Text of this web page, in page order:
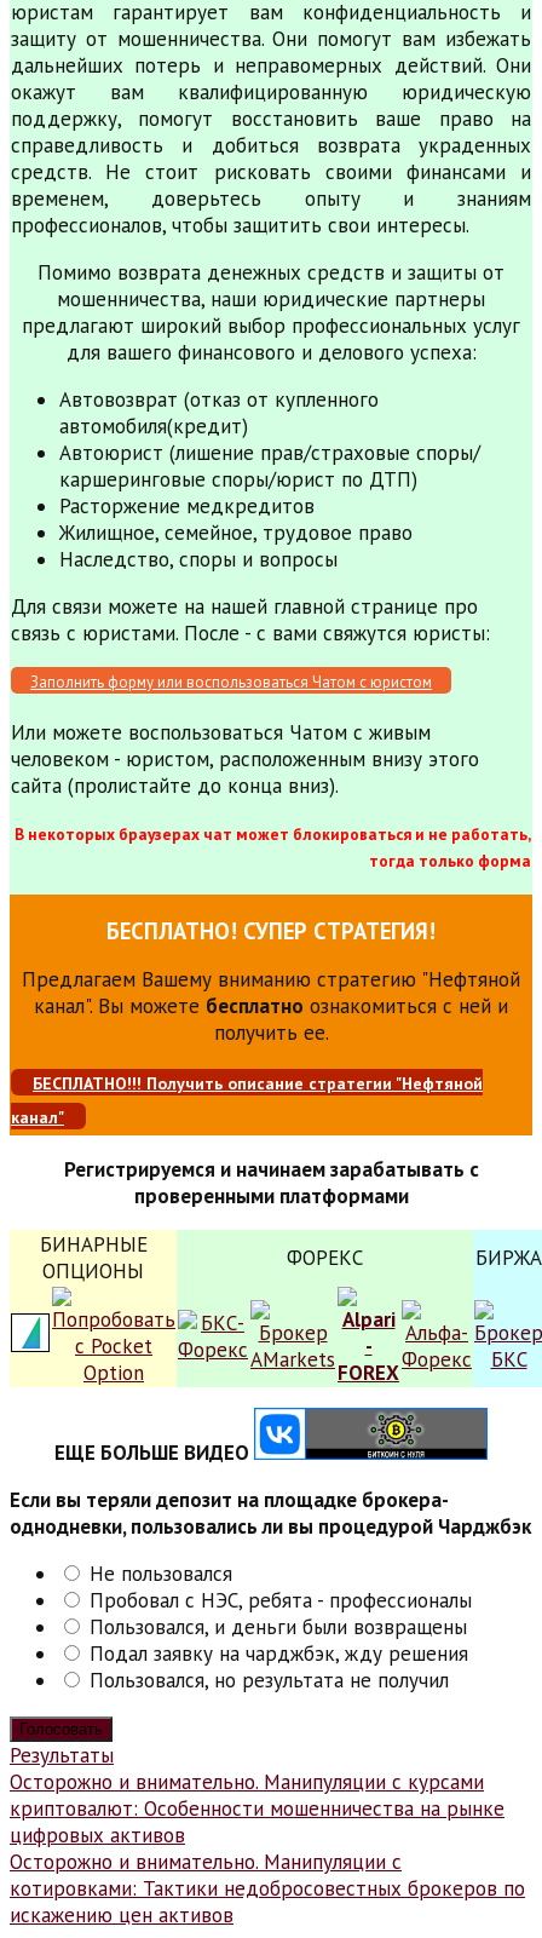
юристам гарантирует вам конфиденциальность и
защиту от мошенничества. Они помогут вам избежать
дальнейших потерь и неправомерных действий. Они
окажут вам квалифицированную юридическую
поддержку, помогут восстановить ваше право на
справедливость и добиться возврата украденных
средств. Не стоит рисковать своими финансами и
временем, доверьтесь опыту и знаниям
профессионалов, чтобы защитить свои интересы.
Помимо возврата денежных средств и защиты от
мошенничества, наши юридические партнеры
предлагают широкий выбор профессиональных услуг
для вашего финансового и делового успеха:
Автовозврат (отказ от купленного
автомобиля(кредит)
Автоюрист (лишение прав/страховые споры/
каршеринговые споры/юрист по ДТП)
Расторжение медкредитов
Жилищное, семейное, трудовое право
Наследство, споры и вопросы
Для связи можете на нашей главной странице про
связь с юристами. После - с вами свяжутся юристы:
Заполнить форму или воспользоваться Чатом с юристом
Или можете воспользоваться Чатом с живым
человеком - юристом, расположенным внизу этого
сайта (пролистайте до конца вниз).
В некоторых браузерах чат может блокироваться и не работать,
тогда только форма
БЕСПЛАТНО! СУПЕР СТРАТЕГИЯ!
Предлагаем Вашему вниманию стратегию "Нефтяной
канал". Вы можете бесплатно ознакомиться с ней и
получить ее.
БЕСПЛАТНО!!! Получить описание стратегии "Нефтяной
канал"
Регистрируемся и начинаем зарабатывать с
проверенными платформами
БИНАРНЫЕ
ОПЦИОНЫ
ФОРЕКС БИРЖА
ЕЩЕ БОЛЬШЕ ВИДЕО
Если вы теряли депозит на площадке брокера-
однодневки, пользовались ли вы процедурой Чарджбэк
Не пользовался
Пробовал с НЭС, ребята - профессионалы
Пользовался, и деньги были возвращены
Подал заявку на чарджбэк, жду решения
Пользовался, но результата не получил
Результаты
Навигация
по
записям
Осторожно и внимательно. Манипуляции с курсами
криптовалют: Особенности мошенничества на рынке
цифровых активов
Осторожно и внимательно. Манипуляции с
котировками: Тактики недобросовестных брокеров по
искажению цен активов